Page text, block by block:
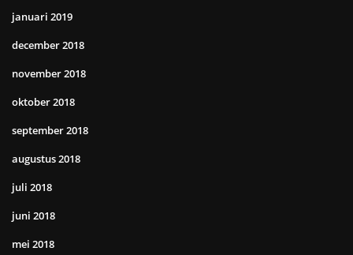
januari 2019
december 2018
november 2018
oktober 2018
september 2018
augustus 2018
juli 2018
juni 2018
mei 2018